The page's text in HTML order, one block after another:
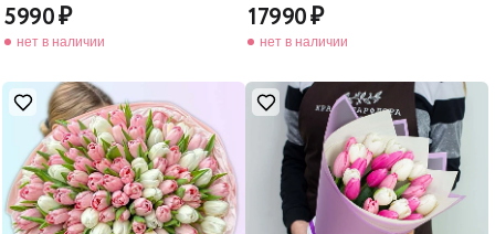
5990
нет в наличии
17990
нет в наличии